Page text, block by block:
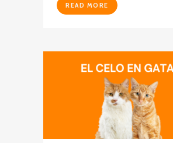
READ MORE